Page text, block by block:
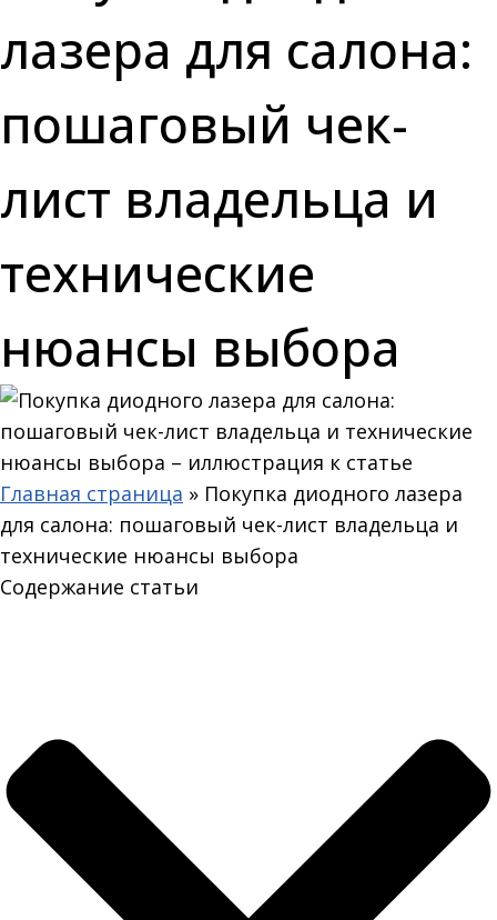
лазера для салона:
пошаговый чек-
лист владельца и
технические
нюансы выбора
Главная страница » Покупка диодного лазера
для салона: пошаговый чек-лист владельца и
технические нюансы выбора
Содержание статьи